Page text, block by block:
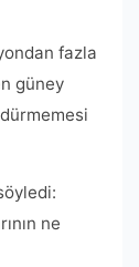
fazla
güney
ne